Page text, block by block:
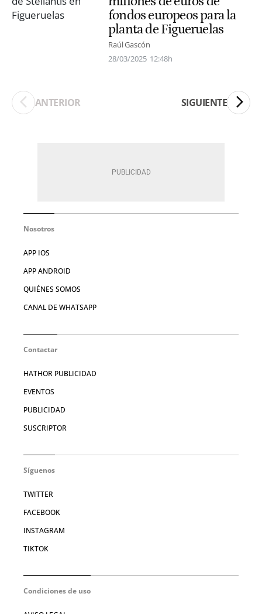
fondos europeos para la
planta de Figueruelas
Raúl Gascón
28/03/2025 12:48h
ANTERIOR SIGUIENTE
Nosotros
APP IOS
APP ANDROID
QUIÉNES SOMOS
CANAL DE WHATSAPP
Contactar
HATHOR PUBLICIDAD
EVENTOS
PUBLICIDAD
SUSCRIPTOR
Síguenos
TWITTER
FACEBOOK
INSTAGRAM
TIKTOK
Condiciones de uso